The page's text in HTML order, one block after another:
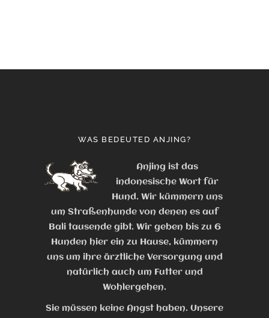
WAS BEDEUTED ANJING?
Anjing ist das
indonesische Wort für
Hund. Wir kümmern uns
um Straßenhunde von denen es auf
Bali tausende gibt. Wir geben bis zu 6
Hunden hier ein zu Hause, kümmern
uns um ihre ärztliche Versorgung und
natürlich auch um Futter und
Wohlergehen.
Sie müssen keine Angst haben. Unsere